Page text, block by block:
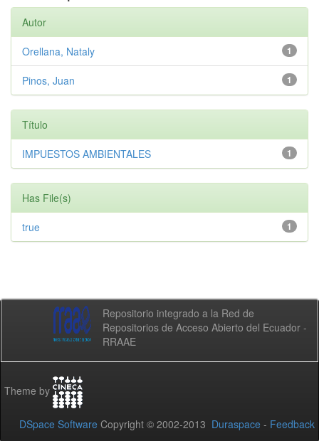
Autor
1
Orellana, Nataly
1
Pinos, Juan
Título
1
IMPUESTOS AMBIENTALES
Has File(s)
1
true
Repositorio integrado a la Red de
Repositorios de Acceso Abierto del Ecuador -
RRAAE
Theme by
DSpace Software Copyright © 2002-2013 Duraspace - Feedback